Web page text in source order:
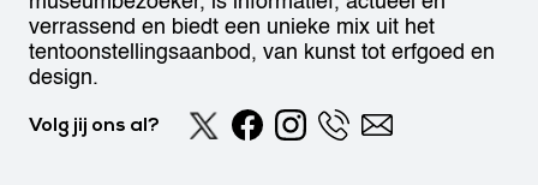
verrassend en biedt een unieke mix uit het
tentoonstellingsaanbod, van kunst tot erfgoed en
design.
Volg jij ons al?